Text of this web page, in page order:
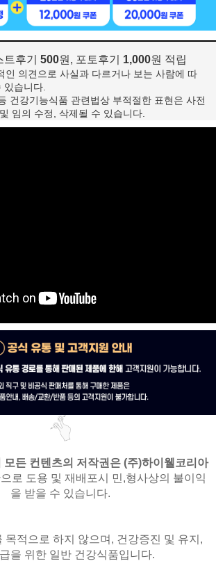
후기 500원, 포토후기 1,000원 적립
인 의견으로 사실과 다르거나 보는 사람에 따
있습니다.
건강기능식품 관련법상 부적절한 표현은 사전
임의 수정, 삭제될 수 있습니다.
모든 컨텐츠의 저작권은 (주)하이웰코리아
로 도용 및 재배포시 민,형사상의 불이익
을 받을 수 있습니다.
목적으로 하지 않으며, 건강증진 및 유지,
을 위한 일반 건강식품입니다.